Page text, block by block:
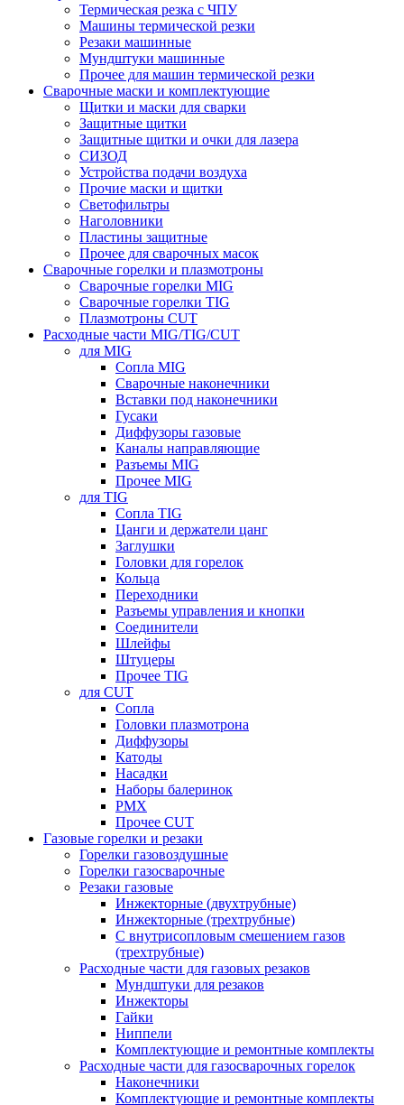
Термическая резка с ЧПУ
Машины термической резки
Резаки машинные
Мундштуки машинные
Прочее для машин термической резки
Сварочные маски и комплектующие
Щитки и маски для сварки
Защитные щитки
Защитные щитки и очки для лазера
СИЗОД
Устройства подачи воздуха
Прочие маски и щитки
Светофильтры
Наголовники
Пластины защитные
Прочее для сварочных масок
Сварочные горелки и плазмотроны
Сварочные горелки MIG
Сварочные горелки TIG
Плазмотроны CUT
Расходные части MIG/TIG/CUT
для MIG
Сопла MIG
Сварочные наконечники
Вставки под наконечники
Гусаки
Диффузоры газовые
Каналы направляющие
Разъемы MIG
Прочее MIG
для TIG
Сопла TIG
Цанги и держатели цанг
Заглушки
Головки для горелок
Кольца
Переходники
Разъемы управления и кнопки
Соединители
Шлейфы
Штуцеры
Прочее TIG
для CUT
Сопла
Головки плазмотрона
Диффузоры
Катоды
Насадки
Наборы балеринок
PMX
Прочее CUT
Газовые горелки и резаки
Горелки газовоздушные
Горелки газосварочные
Резаки газовые
Инжекторные (двухтрубные)
Инжекторные (трехтрубные)
С внутрисопловым смешением газов
(трехтрубные)
Расходные части для газовых резаков
Мундштуки для резаков
Инжекторы
Гайки
Ниппели
Комплектующие и ремонтные комплекты
Расходные части для газосварочных горелок
Наконечники
Комплектующие и ремонтные комплекты